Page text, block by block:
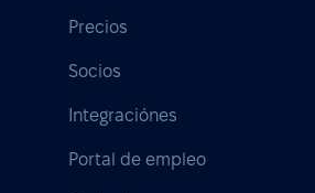
Precios
Socios
Integraciónes
Portal de empleo